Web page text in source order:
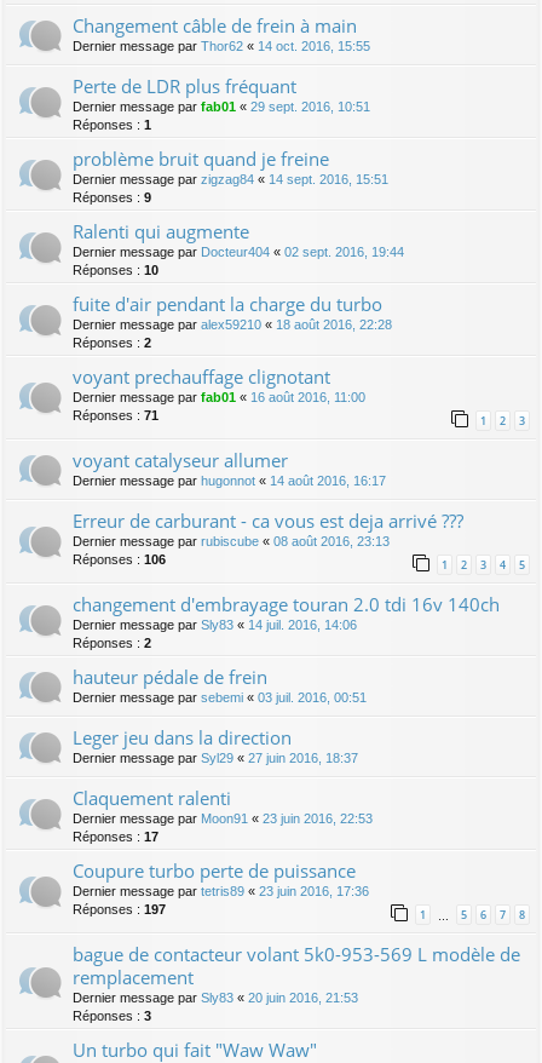
Changement câble de frein à main
Dernier message par Thor62 « 14 oct. 2016, 15:55
Perte de LDR plus fréquant
Dernier message par fab01 « 29 sept. 2016, 10:51
Réponses : 1
problème bruit quand je freine
Dernier message par zigzag84 « 14 sept. 2016, 15:51
Réponses : 9
Ralenti qui augmente
Dernier message par Docteur404 « 02 sept. 2016, 19:44
Réponses : 10
fuite d'air pendant la charge du turbo
Dernier message par alex59210 « 18 août 2016, 22:28
Réponses : 2
voyant prechauffage clignotant
Dernier message par fab01 « 16 août 2016, 11:00
Réponses : 71 1 2 3
voyant catalyseur allumer
Dernier message par hugonnot « 14 août 2016, 16:17
Erreur de carburant - ca vous est deja arrivé ???
Dernier message par rubiscube « 08 août 2016, 23:13
Réponses : 106 1 2 3 4 5
changement d'embrayage touran 2.0 tdi 16v 140ch
Dernier message par Sly83 « 14 juil. 2016, 14:06
Réponses : 2
hauteur pédale de frein
Dernier message par sebemi « 03 juil. 2016, 00:51
Leger jeu dans la direction
Dernier message par Syl29 « 27 juin 2016, 18:37
Claquement ralenti
Dernier message par Moon91 « 23 juin 2016, 22:53
Réponses : 17
Coupure turbo perte de puissance
Dernier message par tetris89 « 23 juin 2016, 17:36
Réponses : 197 1 … 5 6 7 8
bague de contacteur volant 5k0-953-569 L modèle de
remplacement
Dernier message par Sly83 « 20 juin 2016, 21:53
Réponses : 3
Un turbo qui fait "Waw Waw"